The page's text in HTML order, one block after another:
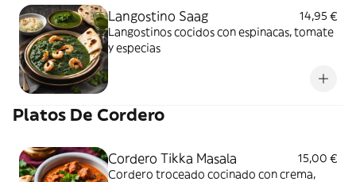
Langostino Saag
14,95 €
Langostinos cocidos con espinacas, tomate
y especias
Platos De Cordero
Cordero Tikka Masala
15,00 €
Cordero troceado cocinado con crema,